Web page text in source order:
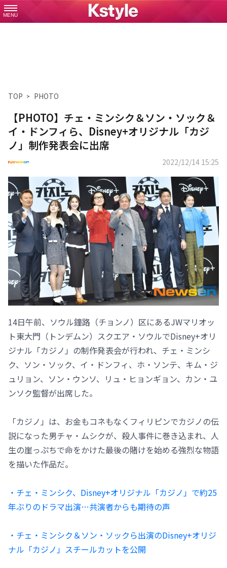
MENU
TOP PHOTO
【PHOTO】チェ・ミンシク＆ソン・ソック＆
イ・ドンフィら、Disney+オリジナル「カジ
ノ」制作発表会に出席
2022/12/14 15:25
14日午前、ソウル鐘路（チョンノ）区にあるJWマリオッ
ト東大門（トンデムン）スクエア・ソウルでDisney+オリ
ジナル「カジノ」の制作発表会が行われ、チェ・ミンシ
ク、ソン・ソック、イ・ドンフィ、ホ・ソンテ、キム・ジ
ュリョン、ソン・ウンソ、リュ・ヒョンギョン、カン・ユ
ンソク監督が出席した。
「カジノ」は、お金もコネもなくフィリピンでカジノの伝
説になった男チャ・ムシクが、殺人事件に巻き込まれ、人
生の崖っぷちで命をかけた最後の賭けを始める強烈な物語
を描いた作品だ。
・チェ・ミンシク、Disney+オリジナル「カジノ」で約25
年ぶりのドラマ出演…共演者からも期待の声
・チェ・ミンシク＆ソン・ソックら出演のDisney+オリジ
ナル「カジノ」スチールカットを公開